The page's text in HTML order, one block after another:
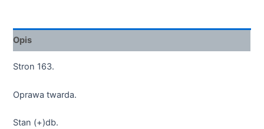
Opis
Stron 163.
Oprawa twarda.
Stan (+)db.